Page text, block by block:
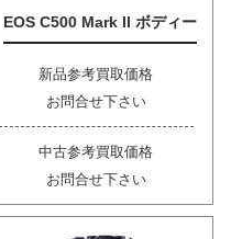
EOS C500 Mark II ボディー
新品参考買取価格
お問合せ下さい
中古参考買取価格
お問合せ下さい